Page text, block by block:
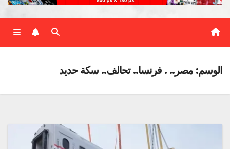
الوسم:مصر.. . فرنسا.. تحالف.. سكة حديد